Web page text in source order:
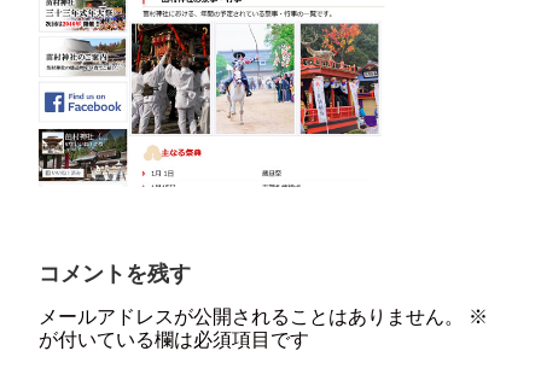
コメントを残す
メールアドレスが公開されることはありません。
※
が付いている欄は必須項目です